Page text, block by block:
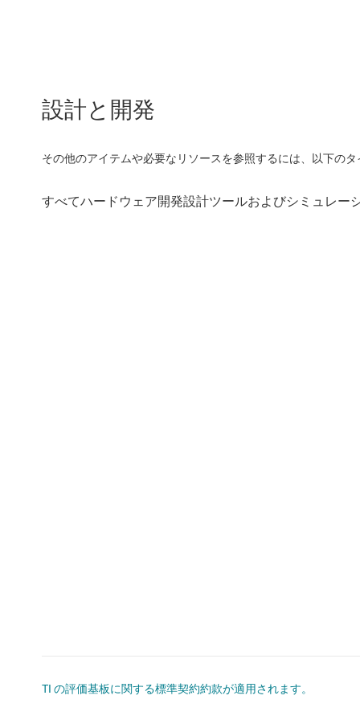
設計と開発
その他のアイテムや必要なリソースを参照するには、以下の
TI の評価基板に関する標準契約約款が適用されます。